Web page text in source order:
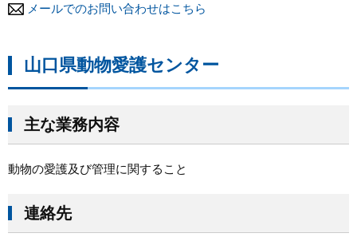
メールでのお問い合わせはこちら
山口県動物愛護センター
主な業務内容
動物の愛護及び管理に関すること
連絡先